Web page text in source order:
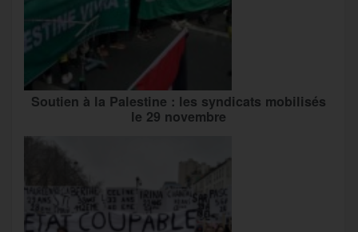
Soutien à la Palestine : les syndicats mobilisés
le 29 novembre